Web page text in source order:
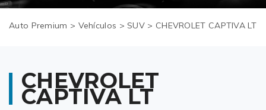
Auto Premium > Vehículos >SUV > CHEVROLET CAPTIVA LT
CHEVROLET
CAPTIVA LT